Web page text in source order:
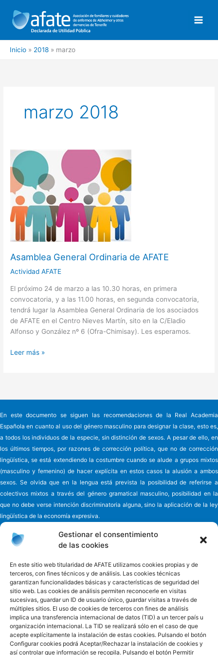
Gestionar el consentimiento
de las cookies
En este sitio web titularidad de AFATE utilizamos cookies propias y de
terceros, con fines técnicos y de análisis. Las cookies técnicas
garantizan funcionalidades básicas y características de seguridad del
sitio web. Las cookies de análisis permiten reconocerle en visitas
sucesivas, guardar un ID de usuario único, guardar visitas a través de
múltiples sitios. El uso de cookies de terceros con fines de análisis
implica una transferencia internacional de datos (TID) a un tercer país u
organización internacional. La TID se realizará sólo en el caso de que
acepte explícitamente la instalación de estas cookies. Pulsando el botón
Configurar cookies podrá Aceptar/Rechazar la instalación de cookies y
así controlar que información se recopila. Pulsando el botón Permitir
contenido
Inicio 2018 marzo
marzo 2018
Asamblea General Ordinaria de AFATE
Actividad AFATE
El próximo 24 de marzo a las 10.30 horas, en primera
convocatoria, y a las 11.00 horas, en segunda convocatoria,
tendrá lugar la Asamblea General Ordinaria de los asociados
de AFATE en el Centro Nieves Martín, sito en la C/Eladio
Alfonso y González nº 6 (Ofra-Chimisay). Les esperamos.
Asamblea
General
Ordinaria
AFATE
Leer más »
En este documento se siguen las recomendaciones de la Real Academia
Española en cuanto al uso del género masculino para designar la clase, esto es,
a todos los individuos de la especie, sin distinción de sexos. A pesar de ello, en
los últimos tiempos, por razones de corrección política, que no de corrección
lingüística, se está extendiendo la costumbre cuando se alude a grupos mixtos
(masculino y femenino) de hacer explícita en estos casos la alusión a ambos
sexos. Se olvida que en la lengua está prevista la posibilidad de referirse a
colectivos mixtos a través del género gramatical masculino, posibilidad en la
que no debe verse intención discriminatoria alguna, sino la aplicación de la ley
lingüística de la economía expresiva.
Asociación de familiares y cuidadores de enfermosde Alzheimer y
otras demencias de Tenerife - AFATE
C/ Eladio Alfonso y González, nº 6
38010 - Ofra Santa Cruz de Tenerife - España
Teléfono 922 660 881
Emailinformacion@afate.es
Acceso privado
Facebook Twitter Instagram